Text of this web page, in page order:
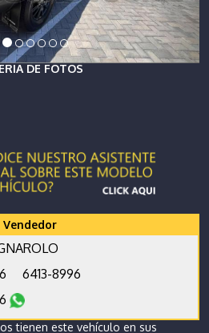
DE FOTOS
Vendedor
6413-8996
tienen este vehículo en sus